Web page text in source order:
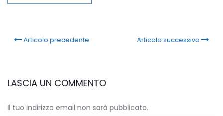
Articolo precedente Articolo successivo
LASCIA UN COMMENTO
Il tuo indirizzo email non sarà pubblicato.